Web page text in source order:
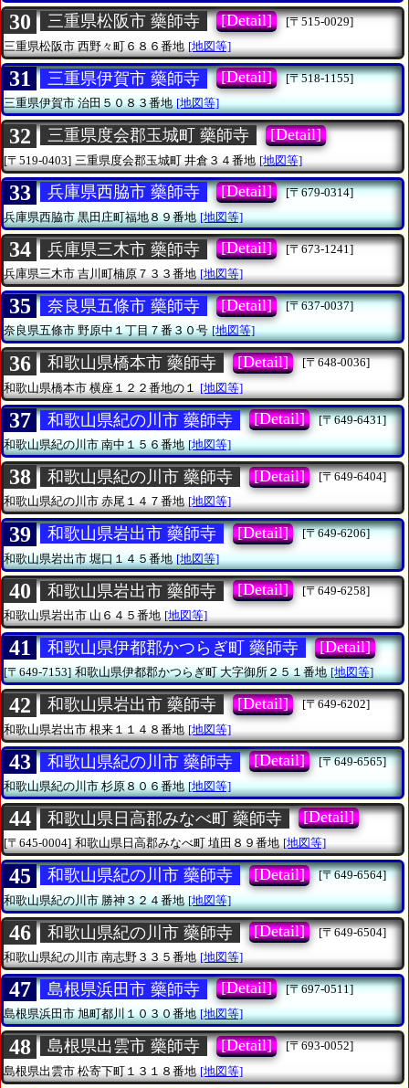
30 三重県松阪市 藥師寺 [Detail]
[〒515-0029]
三重県松阪市 西野々町６８６番地 [地図等]
31 三重県伊賀市 藥師寺 [Detail]
[〒518-1155]
三重県伊賀市治田５０８３番地 [地図等]
32 三重県度会郡玉城町 藥師寺 [Detail]
[〒519-0403] 三重県度会郡玉城町 井倉３４番地 [地図等]
33 兵庫県西脇市 藥師寺 [Detail]
[〒679-0314]
兵庫県西脇市黒田庄町福地８９番地 [地図等]
34 兵庫県三木市 藥師寺 [Detail]
[〒673-1241]
兵庫県三木市吉川町楠原７３３番地 [地図等]
35 奈良県五條市 藥師寺 [Detail]
[〒637-0037]
奈良県五條市野原中１丁目７番３０号 [地図等]
36 和歌山県橋本市 藥師寺 [Detail]
[〒648-0036]
和歌山県橋本市 横座１２２番地の１ [地図等]
37 和歌山県紀の川市 藥師寺 [Detail]
[〒649-6431]
和歌山県紀の川市南中１５６番地 [地図等]
38 和歌山県紀の川市 藥師寺 [Detail]
[〒649-6404]
和歌山県紀の川市赤尾１４７番地 [地図等]
39 和歌山県岩出市 藥師寺 [Detail]
[〒649-6206]
和歌山県岩出市堀口１４５番地 [地図等]
40 和歌山県岩出市 藥師寺 [Detail]
[〒649-6258]
和歌山県岩出市山６４５番地 [地図等]
41 和歌山県伊都郡かつらぎ町 藥師寺 [Detail]
[〒649-7153] 和歌山県伊都郡かつらぎ町大字御所２５１番地 [地図等]
42 和歌山県岩出市 藥師寺 [Detail]
[〒649-6202]
和歌山県岩出市 根来１１４８番地 [地図等]
43 和歌山県紀の川市 藥師寺 [Detail]
[〒649-6565]
和歌山県紀の川市杉原８０６番地 [地図等]
44 和歌山県日高郡みなべ町 藥師寺 [Detail]
[〒645-0004] 和歌山県日高郡みなべ町埴田８９番地 [地図等]
45 和歌山県紀の川市 藥師寺 [Detail]
[〒649-6564]
和歌山県紀の川市勝神３２４番地 [地図等]
46 和歌山県紀の川市 藥師寺 [Detail]
[〒649-6504]
和歌山県紀の川市南志野３３５番地 [地図等]
47 島根県浜田市 藥師寺 [Detail]
[〒697-0511]
島根県浜田市旭町都川１０３０番地 [地図等]
48 島根県出雲市 藥師寺 [Detail]
[〒693-0052]
島根県出雲市 松寄下町１３１８番地 [地図等]